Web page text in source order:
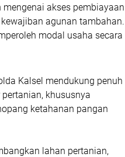
akses pembiayaan
agunan tambahan.
modal usaha secara
Kalsel mendukung penuh
khususnya
ketahanan pangan
lahan pertanian,